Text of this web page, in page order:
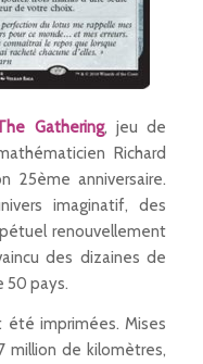
Gathering, jeu de
Richard
25ème anniversaire.
imaginatif, des
renouvellement
des dizaines de
50 pays.
imprimées. Mises
million de kilomètres,